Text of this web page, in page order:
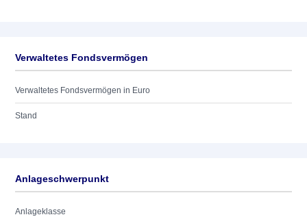
Verwaltetes Fondsvermögen
Verwaltetes Fondsvermögen in Euro
Stand
Anlageschwerpunkt
Anlageklasse